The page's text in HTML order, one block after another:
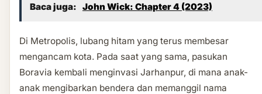
Baca juga: John Wick: Chapter 4 (2023)
Di Metropolis, lubang hitam yang terus membesar
mengancam kota. Pada saat yang sama, pasukan
Boravia kembali menginvasi Jarhanpur, di mana anak-
anak mengibarkan bendera dan memanggil nama